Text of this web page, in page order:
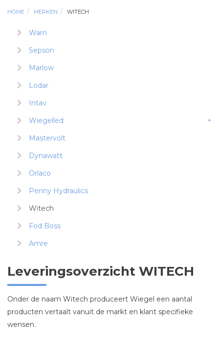
HOME MERKEN WITECH
Warn
Sepson
Marlow
Lodar
Intav
Wiegelled
+
Mastervolt
Dynawatt
Orlaco
Penny Hydraulics
Witech
Fod Boss
Amre
Leveringsoverzicht WITECH
Onder de naam Witech produceert Wiegel een aantal
producten vertaalt vanuit de markt en klant specifieke
wensen.